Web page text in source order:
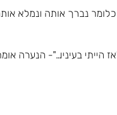
הייתי בעיניו…"-